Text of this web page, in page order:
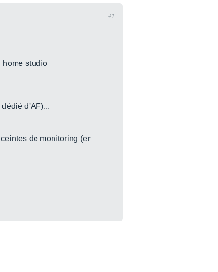
#1
home studio
d'AF)...
de monitoring (en